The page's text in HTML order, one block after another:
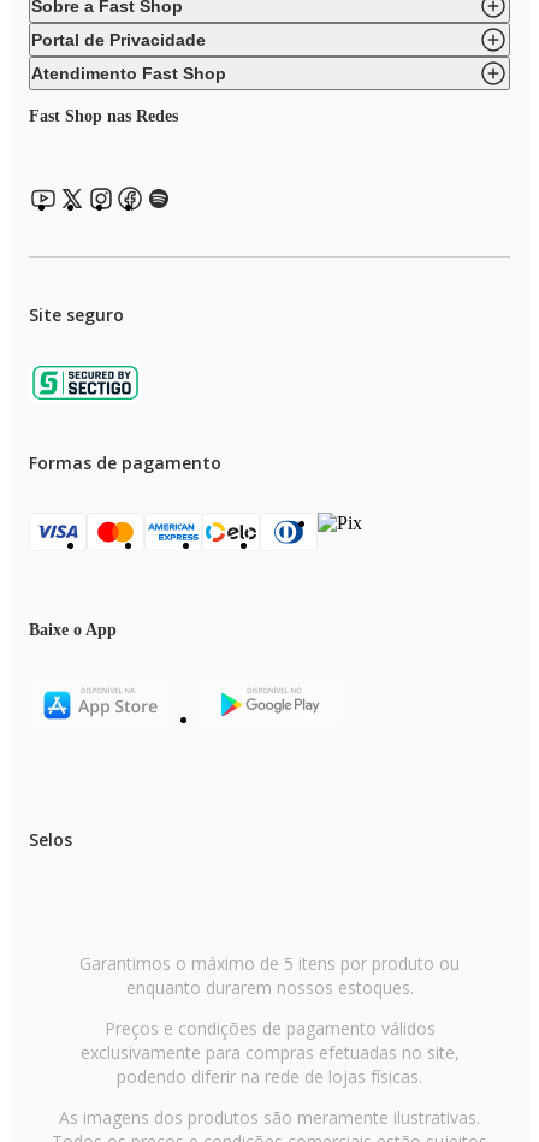
Sobre a Fast Shop
Portal de Privacidade
Atendimento Fast Shop
Fast Shop nas Redes
Site seguro
Formas de pagamento
Baixe o App
Selos
Garantimos o máximo de 5 itens por produto ou
enquanto durarem nossos estoques.
Preços e condições de pagamento válidos
exclusivamente para compras efetuadas no site,
podendo diferir na rede de lojas físicas.
As imagens dos produtos são meramente ilustrativas.